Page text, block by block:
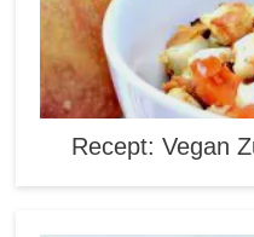
Recept: Vegan